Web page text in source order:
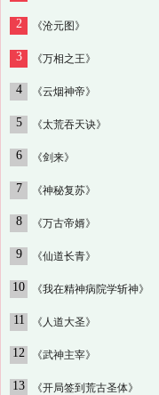
2 《沧元图》
3 《万相之王》
4 《云烟神帝》
5 《太荒吞天诀》
6 《剑来》
7 《神秘复苏》
8 《万古帝婿》
9 《仙道长青》
10 《我在精神病院学斩神》
11 《人道大圣》
12 《武神主宰》
13 《开局签到荒古圣体》